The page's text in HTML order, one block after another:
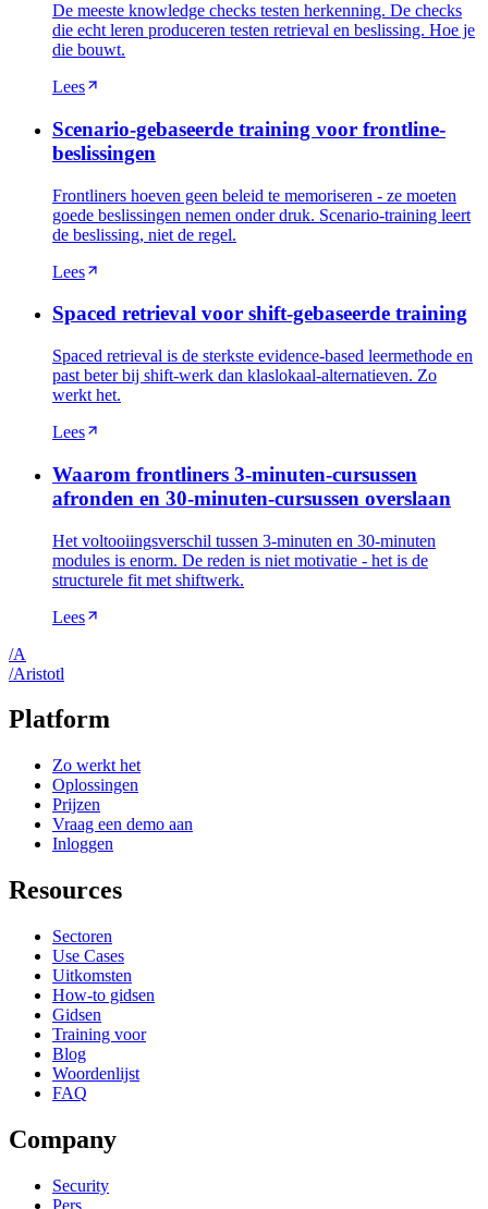
De meeste knowledge checks testen herkenning. De checks
die echt leren produceren testen retrieval en beslissing. Hoe je
die bouwt.
Lees
Scenario-gebaseerde training voor frontline-
beslissingen
Frontliners hoeven geen beleid te memoriseren - ze moeten
goede beslissingen nemen onder druk. Scenario-training leert
de beslissing, niet de regel.
Lees
Spaced retrieval voor shift-gebaseerde training
Spaced retrieval is de sterkste evidence-based leermethode en
past beter bij shift-werk dan klaslokaal-alternatieven. Zo
werkt het.
Lees
Waarom frontliners 3-minuten-cursussen
afronden en 30-minuten-cursussen overslaan
Het voltooiingsverschil tussen 3-minuten en 30-minuten
modules is enorm. De reden is niet motivatie - het is de
structurele fit met shiftwerk.
Lees
/A
/Aristotl
Platform
Zo werkt het
Oplossingen
Prijzen
Vraag een demo aan
Inloggen
Resources
Sectoren
Use Cases
Uitkomsten
How-to gidsen
Gidsen
Training voor
Blog
Woordenlijst
FAQ
Company
Security
Pers